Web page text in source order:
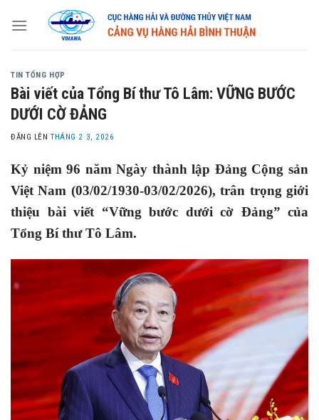
TIN TỔNG HỢP
Bài viết của Tổng Bí thư Tô Lâm: VỮNG BƯỚC
DƯỚI CỜ ĐẢNG
ĐĂNG LÊNTHÁNG 2 3, 2026
Kỷ niệm 96 năm Ngày thành lập Đảng Cộng sản
Việt Nam (03/02/1930-03/02/2026), trân trọng giới
thiệu bài viết “Vững bước dưới cờ Đảng” của
Tổng Bí thư Tô Lâm.